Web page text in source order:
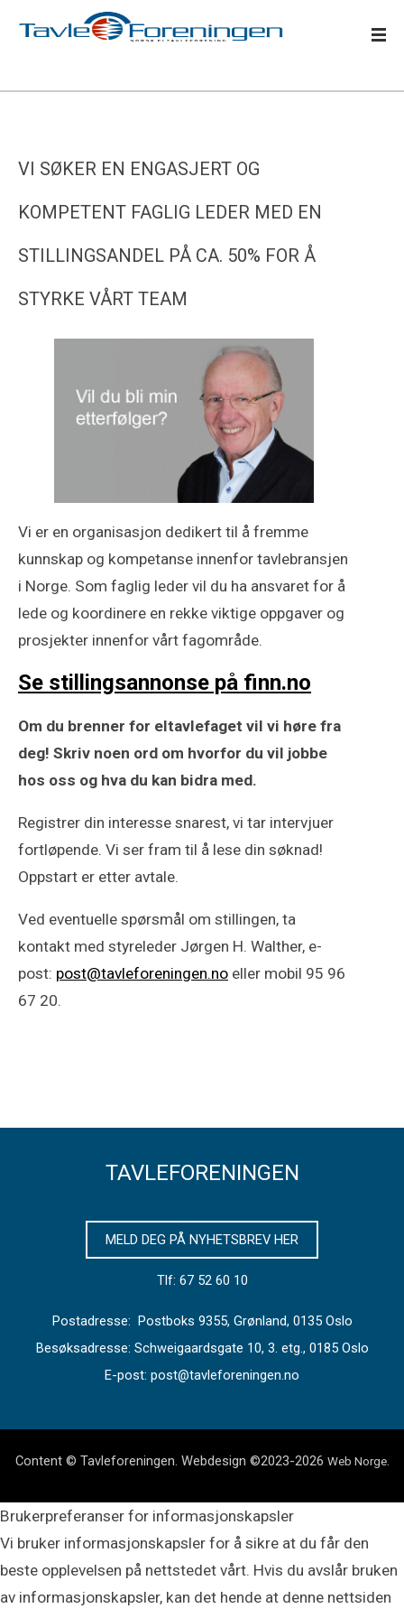
VI SØKER EN ENGASJERT OG
KOMPETENT FAGLIG LEDER MED EN
STILLINGSANDEL PÅ CA. 50% FOR Å
STYRKE VÅRT TEAM
Vi er en organisasjon dedikert til å fremme
kunnskap og kompetanse innenfor tavlebransjen
i Norge. Som faglig leder vil du ha ansvaret for å
lede og koordinere en rekke viktige oppgaver og
prosjekter innenfor vårt fagområde.
Se stillingsannonse på finn.no
Om du brenner for eltavlefaget vil vi høre fra
deg! Skriv noen ord om hvorfor du vil jobbe
hos oss og hva du kan bidra med.
Registrer din interesse snarest, vi tar intervjuer
fortløpende. Vi ser fram til å lese din søknad!
Oppstart er etter avtale.
Ved eventuelle spørsmål om stillingen, ta
kontakt med styreleder Jørgen H. Walther, e-
post: post@tavleforeningen.no eller mobil 95 96
67 20.
TAVLEFORENINGEN
MELD DEG PÅ NYHETSBREV HER
Tlf: 67 52 60 10
Postadresse: Postboks 9355, Grønland, 0135 Oslo
Besøksadresse: Schweigaardsgate 10, 3. etg., 0185 Oslo
E-post: post@tavleforeningen.no
Content © Tavleforeningen. Webdesign ©2023-2026 Web Norge.
Brukerpreferanser for informasjonskapsler
Vi bruker informasjonskapsler for å sikre at du får den
beste opplevelsen på nettstedet vårt. Hvis du avslår bruken
av informasjonskapsler, kan det hende at denne nettsiden